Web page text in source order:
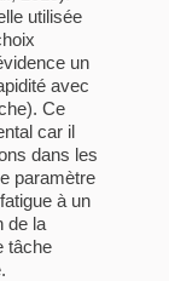
utilisée
un
avec
Ce
car il
dans les
paramètre
à un
de la
tâche